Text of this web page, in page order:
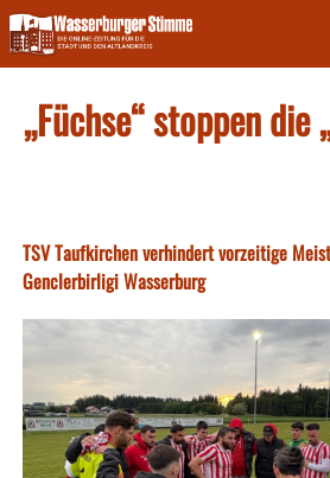
Skip
to
content
„Füchse“ stoppen die
TSV Taufkirchen verhindert vorzeitige
Genclerbirligi Wasserburg